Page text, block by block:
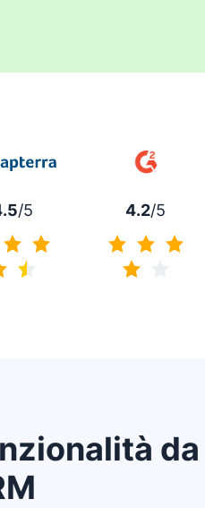
/5
4.5 di 5
4.2/5